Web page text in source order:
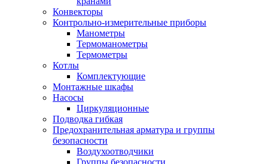
Конвекторы
Контрольно-измерительные приборы
Манометры
Термоманометры
Термометры
Котлы
Комплектующие
Монтажные шкафы
Насосы
Циркуляционные
Подводка гибкая
Предохранительная арматура и группы
безопасности
Воздухоотводчики
Группы безопасности